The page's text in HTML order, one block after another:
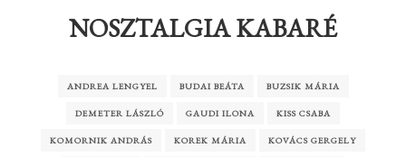
NOSZTALGIA KABARÉ
ANDREA LENGYEL BUDAI BEÁTA BUZSIK MÁRIA
DEMETER LÁSZLÓ GAUDI ILONA KISS CSABA
KOMORNIK ANDRÁS KOREK MÁRIA KOVÁCS GERGELY